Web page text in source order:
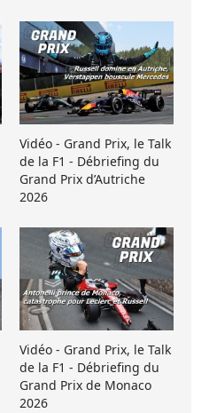
Vidéo - Grand Prix, le Talk
de la F1 - Débriefing du
Grand Prix d’Autriche
2026
Vidéo - Grand Prix, le Talk
de la F1 - Débriefing du
Grand Prix de Monaco
2026